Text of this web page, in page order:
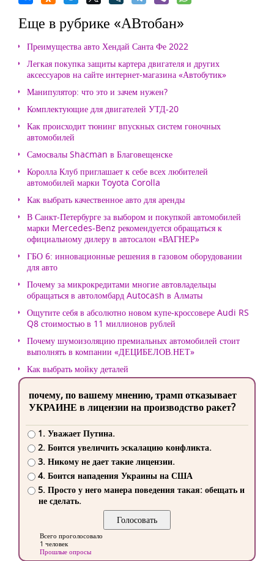
Еще в рубрике «АВтобан»
Преимущества авто Хендай Санта Фе 2022
Легкая покупка защиты картера двигателя и других
аксессуаров на сайте интернет-магазина «Автобутик»
Манипулятор: что это и зачем нужен?
Комплектующие для двигателей УТД-20
Как происходит тюнинг впускных систем гоночных
автомобилей
Самосвалы Shacman в Благовещенске
Королла Клуб приглашает к себе всех любителей
автомобилей марки Toyota Corolla
Как выбрать качественное авто для аренды
В Санкт-Петербурге за выбором и покупкой автомобилей
марки Mercedes-Benz рекомендуется обращаться к
официальному дилеру в автосалон «ВАГНЕР»
ГБО 6: инновационные решения в газовом оборудовании
для авто
Почему за микрокредитами многие автовладельцы
обращаться в автоломбард Autocash в Алматы
Ощутите себя в абсолютно новом купе-кроссовере Audi RS
Q8 стоимостью в 11 миллионов рублей
Почему шумоизоляцию премиальных автомобилей стоит
выполнять в компании «ДЕЦИБЕЛОВ.НЕТ»
Как выбрать мойку деталей
почему, по вашему мнению, трамп отказывает
УКРАИНЕ в лицензии на производство ракет?
1. Уважает Путина.
2. Боится увеличить эскалацию конфликта.
3. Никому не дает такие лицензии.
4. Боится нападения Украины на США
5. Просто у него манера поведения такая: обещать и
не сделать.
Всего проголосовало
1 человек
Прошлые опросы